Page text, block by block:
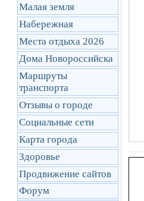
Малая земля
Набережная
Места отдыха 2026
Дома Новороссийска
Маршруты
транcпорта
Отзывы о городе
Социальные сети
Карта города
Здоровье
Продвижение сайтов
Форум